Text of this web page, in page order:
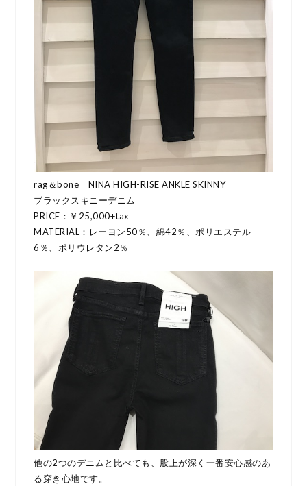
rag＆bone NINA HIGH-RISE ANKLE SKINNY
ブラックスキニーデニム
PRICE：￥25,000+tax
MATERIAL：レーヨン50％、綿42％、ポリエステル
6％、ポリウレタン2％
他の2つのデニムと比べても、股上が深く一番安心感のあ
る穿き心地です。